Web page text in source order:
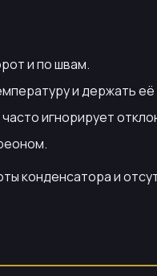
и по швам.
и держать её
игнорирует
конденсатора и